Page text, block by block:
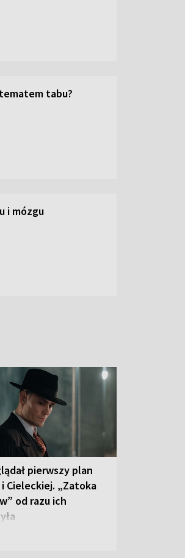
tabu?
i mózgu
pierwszy plan
Cieleckiej. „Zatoka
od razu ich